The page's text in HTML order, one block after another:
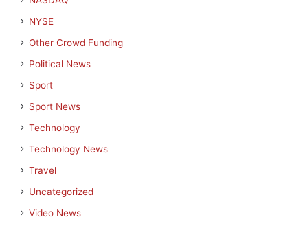
NYSE
Other Crowd Funding
Political News
Sport
Sport News
Technology
Technology News
Travel
Uncategorized
Video News